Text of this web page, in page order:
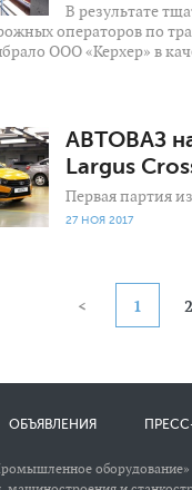
В результате
операторов по
ООО «Керхер» в
АВТОВАЗ
Largus
Первая партия
27 НОЯ 2017
< 1 2
ОБЪЯВЛЕНИЯ